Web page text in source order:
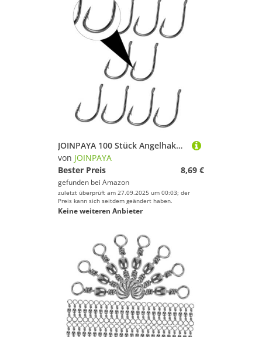
JOINPAYA 100 Stück Angelhaken mit Widerhaken Korrosionsbeständig Hohe Festigkeit für Süßwasser und Angelzubehör für Karpfen und Raubfischangeln
von JOINPAYA
Bester Preis
8,69 €
gefunden bei Amazon
zuletzt überprüft am 27.09.2025 um 00:03; der
Preis kann sich seitdem geändert haben.
Keine weiteren Anbieter